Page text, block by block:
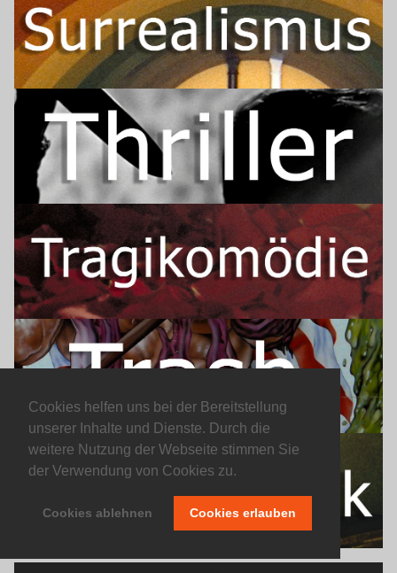
Cookies helfen uns bei der Bereitstellung
unserer Inhalte und Dienste. Durch die
weitere Nutzung der Webseite stimmen Sie
der Verwendung von Cookies zu.
Cookies ablehnen Cookies erlauben